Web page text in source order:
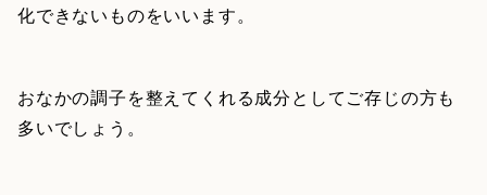
化できないものをいいます。
おなかの調子を整えてくれる成分としてご存じの方も
多いでしょう。